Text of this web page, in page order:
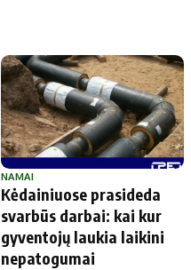
NAMAI
Kėdainiuose prasideda
svarbūs darbai: kai kur
gyventojų laukia laikini
nepatogumai